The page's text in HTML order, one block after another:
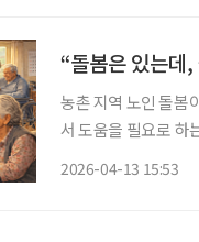
“돌봄은 있는데,
농촌 지역 노인 돌봄
서 도움을 필요로 하
2026-04-13 15:53